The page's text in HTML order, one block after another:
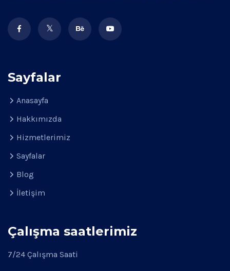
Sayfalar
Anasayfa
Hakkımızda
Hizmetlerimiz
Sayfalar
Blog
İletişim
Çalışma saatlerimiz
7/24 Çalışma Saati